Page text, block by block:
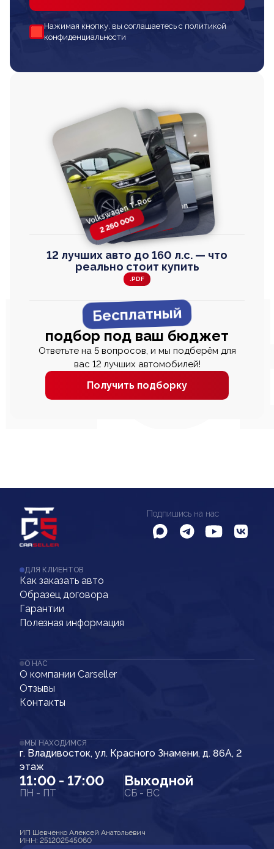
Нажимая кнопку, вы соглашаетесь с политикой
конфиденциальности
Volkswagen T-Roc
2 260 000
Toyota Harrier
2 820 000
Honda Step Wagon
2 820 000
Volkswagen
TAYRON
2 670 000
12 лучших авто до 160 л.с. — что
реально стоит купить
.PDF
Бесплатный
подбор под ваш бюджет
Ответьте на 5 вопросов, и мы подберём для
вас 12 лучших автомобилей!
Получить подборку
Подпишись на нас
ДЛЯ КЛИЕНТОВ
Как заказать авто
Образец договора
Гарантии
Полезная информация
О НАС
О компании Carseller
Отзывы
Контакты
МЫ НАХОДИМСЯ
г. Владивосток, ул. Красного Знамени, д. 86А, 2
этаж
11:00 - 17:00
ПН - ПТ
Выходной
СБ - ВС
ИП Шевченко Алексей Анатольевич
ИНН: 251202545060